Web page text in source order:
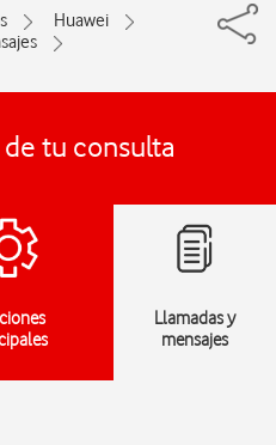
Huawei
tu consulta
Llamadas y
mensajes